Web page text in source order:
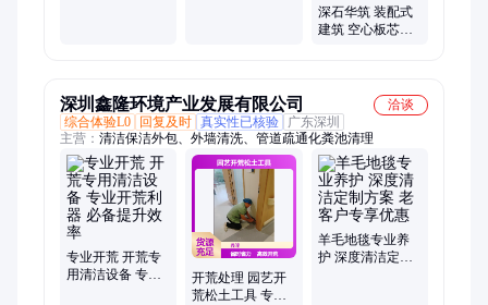
深石华筑 装配式
建筑 空心板芯模
深圳鑫隆环境产业发展有限公司
洽谈
综合体验L0
回复及时 真实性已核验
广东深圳
主营： 清洁保洁外包、外墙清洗、管道疏通化粪池清理
专业开荒 开荒专
用清洁设备 专业
开荒处理 园艺开
荒松土工具 专业
羊毛地毯专业养
护 深度清洁定制